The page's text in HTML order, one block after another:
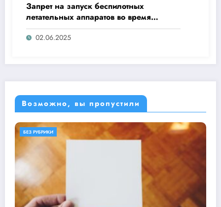
Запрет на запуск беспилотных
летательных аппаратов во время
«Ысыах Туймаады-2025»
02.06.2025
Возможно, вы пропустили
БЕЗ РУБРИКИ ОБЕРЕГАЕМ ПРИРОДУ